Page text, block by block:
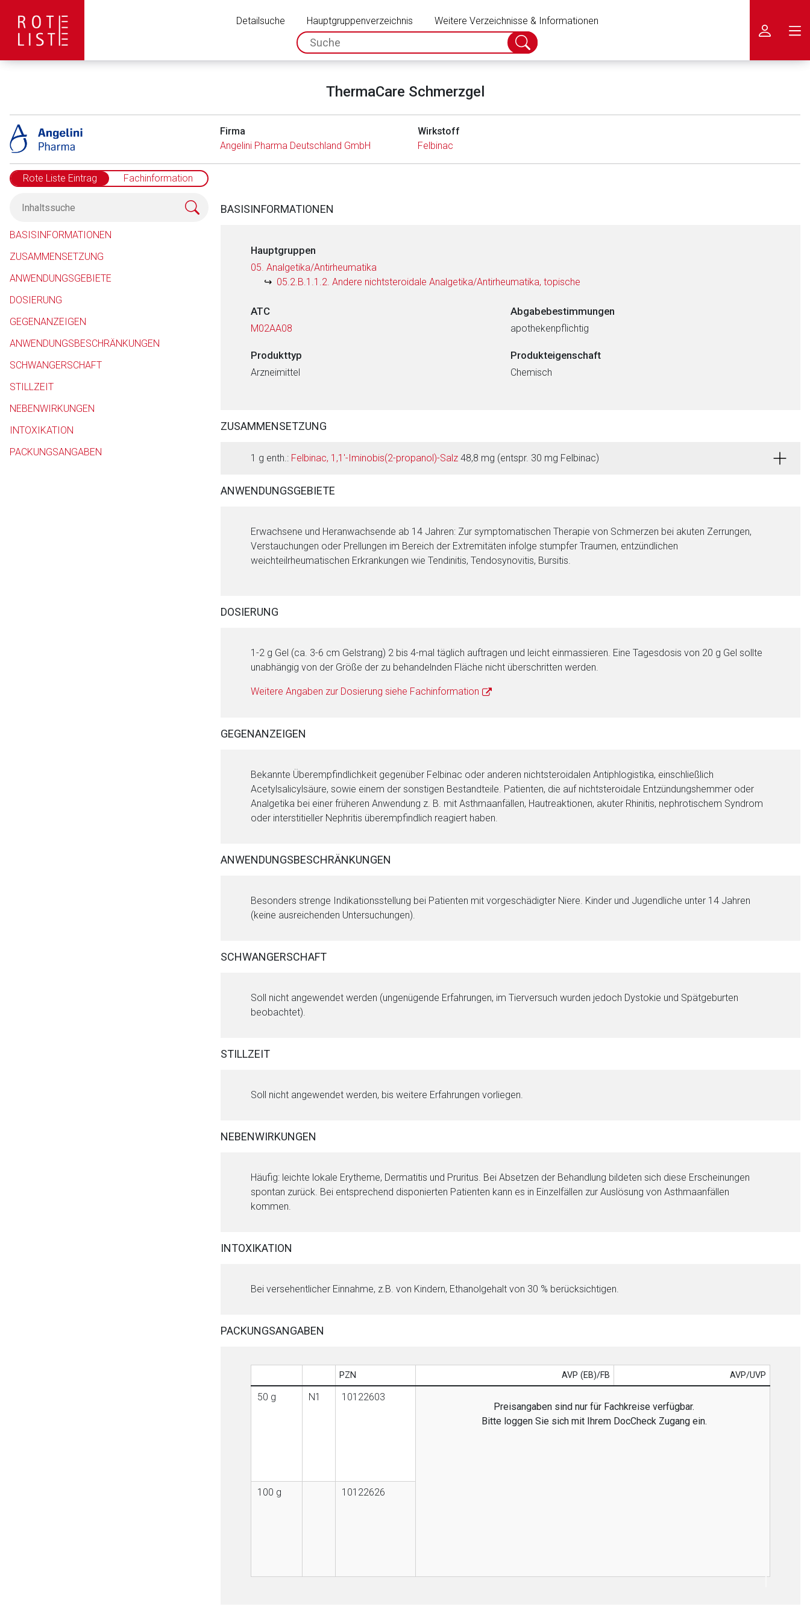
Detailsuche Hauptgruppenverzeichnis
Weitere Verzeichnisse & Informationen
spc.search.input.placeholder
Suche
abschicken
ThermaCare Schmerzgel
Firma
Angelini Pharma Deutschland GmbH
Wirkstoff
Felbinac
Rote Liste Eintrag Fachinformation
BASISINFORMATIONEN
ZUSAMMENSETZUNG
ANWENDUNGSGEBIETE
DOSIERUNG
GEGENANZEIGEN
ANWENDUNGSBESCHRÄNKUNGEN
SCHWANGERSCHAFT
STILLZEIT
NEBENWIRKUNGEN
INTOXIKATION
PACKUNGSANGABEN
BASISINFORMATIONEN
Hauptgruppen
05. Analgetika/Antirheumatika
05.2.B.1.1.2. Andere nichtsteroidale Analgetika/Antirheumatika, topische
ATC
M02AA08
Abgabebestimmungen
apothekenpflichtig
Produkttyp
Arzneimittel
Produkteigenschaft
Chemisch
ZUSAMMENSETZUNG
1 g enth.: Felbinac, 1,1'-Iminobis(2-propanol)-Salz 48,8 mg (entspr. 30 mg Felbinac)
ANWENDUNGSGEBIETE
Erwachsene und Heranwachsende ab 14 Jahren: Zur symptomatischen Therapie von Schmerzen bei akuten Zerrungen,
Verstauchungen oder Prellungen im Bereich der Extremitäten infolge stumpfer Traumen, entzündlichen
weichteilrheumatischen Erkrankungen wie Tendinitis, Tendosynovitis, Bursitis.
DOSIERUNG
1-2 g Gel (ca. 3-6 cm Gelstrang) 2 bis 4-mal täglich auftragen und leicht einmassieren. Eine Tagesdosis von 20 g Gel sollte
unabhängig von der Größe der zu behandelnden Fläche nicht überschritten werden.
Weitere Angaben zur Dosierung siehe Fachinformation
GEGENANZEIGEN
Bekannte Überempfindlichkeit gegenüber Felbinac oder anderen nichtsteroidalen Antiphlogistika, einschließlich
Acetylsalicylsäure, sowie einem der sonstigen Bestandteile. Patienten, die auf nichtsteroidale Entzündungshemmer oder
Analgetika bei einer früheren Anwendung z. B. mit Asthmaanfällen, Hautreaktionen, akuter Rhinitis, nephrotischem Syndrom
oder interstitieller Nephritis überempfindlich reagiert haben.
ANWENDUNGSBESCHRÄNKUNGEN
Besonders strenge Indikationsstellung bei Patienten mit vorgeschädigter Niere. Kinder und Jugendliche unter 14 Jahren
(keine ausreichenden Untersuchungen).
SCHWANGERSCHAFT
Soll nicht angewendet werden (ungenügende Erfahrungen, im Tierversuch wurden jedoch Dystokie und Spätgeburten
beobachtet).
STILLZEIT
Soll nicht angewendet werden, bis weitere Erfahrungen vorliegen.
NEBENWIRKUNGEN
Häufig: leichte lokale Erytheme, Dermatitis und Pruritus. Bei Absetzen der Behandlung bildeten sich diese Erscheinungen
spontan zurück. Bei entsprechend disponierten Patienten kann es in Einzelfällen zur Auslösung von Asthmaanfällen
kommen.
INTOXIKATION
Bei versehentlicher Einnahme, z.B. von Kindern, Ethanolgehalt von 30 % berücksichtigen.
PACKUNGSANGABEN
PZN AVP (EB)/FB AVP/UVP
50 g N1
10122603
Preisangaben sind nur für Fachkreise verfügbar.
Bitte loggen Sie sich mit Ihrem DocCheck Zugang ein.
100 g 10122626
Der von Ihnen aufgerufene Link öffnet eine externe Web-Seite. Für die Inhalte der externen Web-Seite ist deren
Betreiber verantwortlich. Ebenso gelten dort ggf. andere Datenschutzbestimmungen.